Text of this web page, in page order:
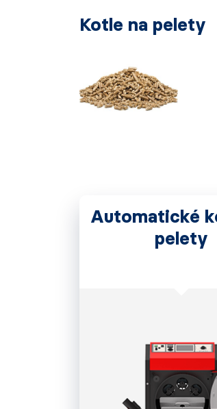
Kotle na pelety
Automatické
pelety